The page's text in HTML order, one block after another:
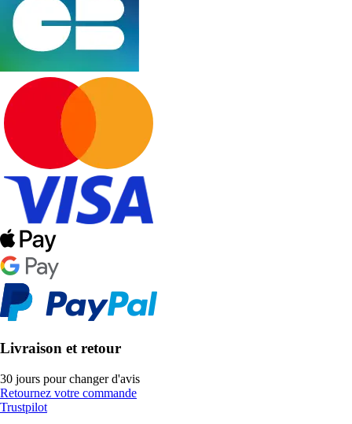
Livraison et retour
30 jours pour changer d'avis
Retournez votre commande
Trustpilot